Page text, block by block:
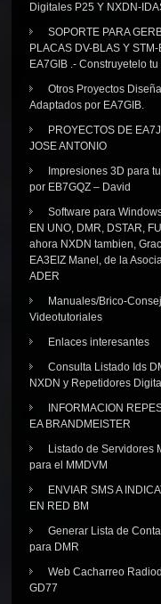
Digitales P25 Y NXDN-
SOPORTE PARA
PLACAS DV-BLAS Y
EA7GIB .- Construyetelo
Otros Proyectos
Adaptados por EA7GIB.
PROYECTOS DE
JOSE ANTONIO
Impresiones 3D para
por EB7GQZ – David
Software para
EN UNO, DMR, DSTAR,
ahora NXDN tambien,
EA3EIZ Manel, de la
ADER
Manuales/Brico-
Videotutoriales
Enlaces interesantes
Consulta Listado Ids
NXDN y Repetidores
INFORMACION
EA BRANDMEISTER
Listado de Servidores
para el MMDVM
ENVIAR SMS A
EN RED BM
Generar Lista de
para DMR
Web Cacharreo
GD77